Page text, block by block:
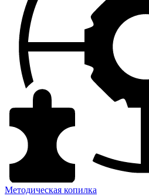
Методическая копилка